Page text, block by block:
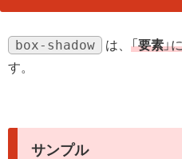
box-shadow は、 「要素」
す。
サンプル